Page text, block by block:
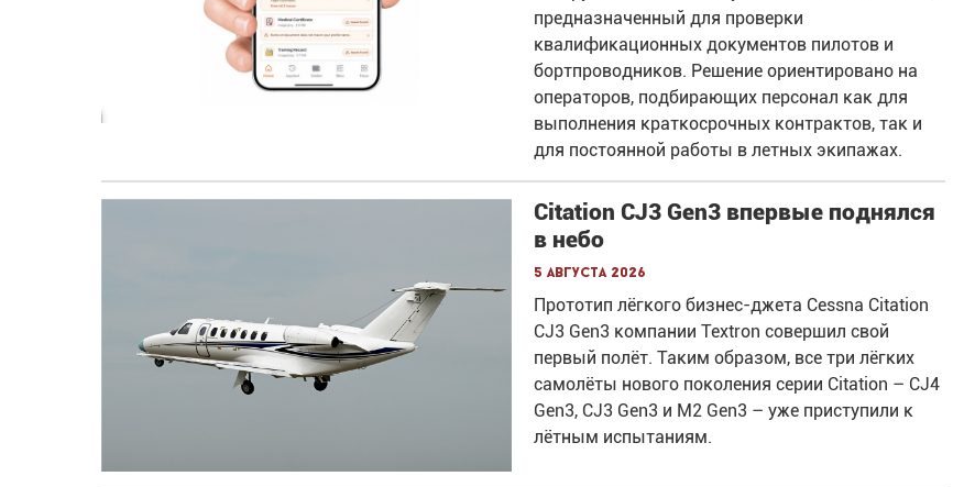
предназначенный для проверки
квалификационных документов пилотов и
бортпроводников. Решение ориентировано на
операторов, подбирающих персонал как для
выполнения краткосрочных контрактов, так и
для постоянной работы в летных экипажах.
Citation CJ3 Gen3 впервые поднялся
в небо
5 августа 2026
Прототип лёгкого бизнес-джета Cessna Citation
CJ3 Gen3 компании Textron совершил свой
первый полёт. Таким образом, все три лёгких
самолёты нового поколения серии Citation – CJ4
Gen3, CJ3 Gen3 и M2 Gen3 – уже приступили к
лётным испытаниям.